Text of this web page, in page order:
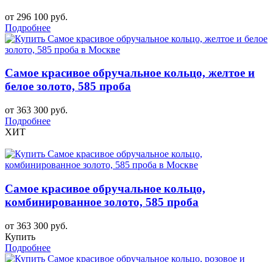
от 296 100 руб.
Подробнее
Самое красивое обручальное кольцо, желтое и
белое золото, 585 проба
от 363 300 руб.
Подробнее
ХИТ
Самое красивое обручальное кольцо,
комбинированное золото, 585 проба
от 363 300 руб.
Купить
Подробнее